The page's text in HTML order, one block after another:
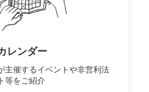
レンダー
主催するイベントや非営利法
等をご紹介